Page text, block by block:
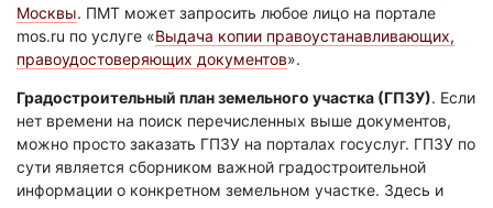
Москвы. ПМТ может запросить любое лицо на портале
mos.ru по услуге «Выдача копии правоустанавливающих,
правоудостоверяющих документов».
Градостроительный план земельного участка (ГПЗУ). Если
нет времени на поиск перечисленных выше документов,
можно просто заказать ГПЗУ на порталах госуслуг. ГПЗУ по
сути является сборником важной градостроительной
информации о конкретном земельном участке. Здесь и